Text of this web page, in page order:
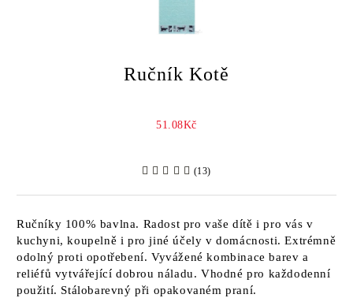
Ručník Kotě
51.08Kč
(13)
Ručníky 100% bavlna. Radost pro vaše dítě i pro vás v
kuchyni, koupelně i pro jiné účely v domácnosti. Extrémně
odolný proti opotřebení. Vyvážené kombinace barev a
reliéfů vytvářející dobrou náladu. Vhodné pro každodenní
použití. Stálobarevný při opakovaném praní.